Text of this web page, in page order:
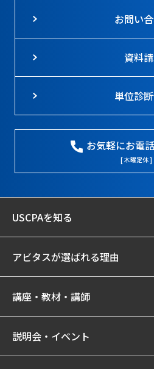
お問い
資料
単位診
お気軽にお電
[ 木曜定休 ]
USCPAを知る
アビタスが選ばれる理由
講座・教材・講師
説明会・イベント